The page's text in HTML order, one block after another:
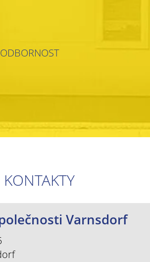
ODBORNOST
KONTAKTY
Varnsdorf